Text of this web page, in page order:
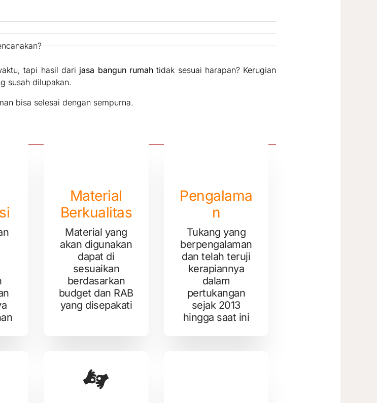
tapi hasil dari jasa bangun rumahtidak sesuai harapan? Kerugian
susah dilupakan.
bisa selesai dengan sempurna.
Material
Berkualitas
Material yang
akan digunakan
dapat di
sesuaikan
berdasarkan
budget dan RAB
yang disepakati
Pengalama
n
Tukang yang
berpengalaman
dan telah teruji
kerapiannya
dalam
pertukangan
sejak 2013
hingga saat ini